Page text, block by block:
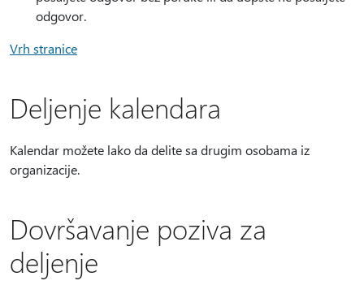
odgovor.
Vrh stranice
Deljenje kalendara
Kalendar možete lako da delite sa drugim osobama iz
organizacije.
Dovršavanje poziva za
deljenje